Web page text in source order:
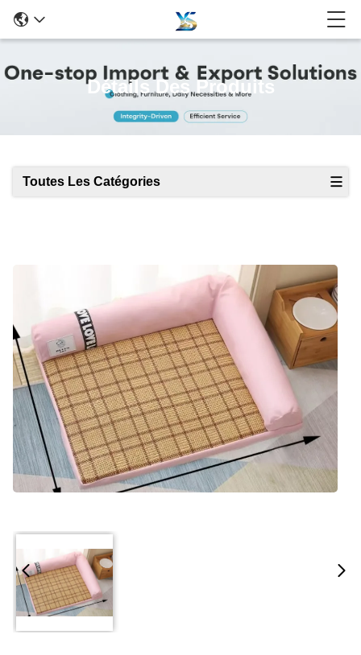
Détails Des Produits
Toutes Les Catégories